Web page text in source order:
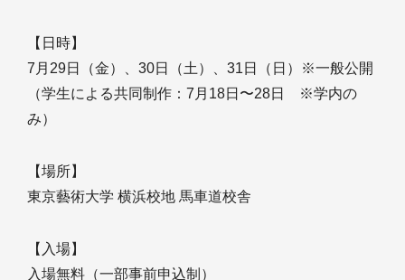
【日時】
7月29日（金）、30日（土）、31日（日）※一般公開
（学生による共同制作：7月18日〜28日 ※学内の
み）
【場所】
東京藝術大学 横浜校地 馬車道校舎
【入場】
入場無料（一部事前申込制）